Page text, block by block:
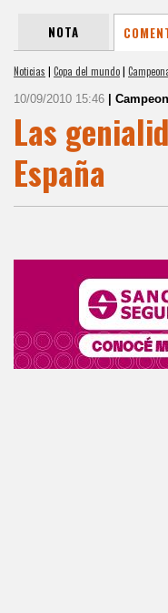
NOTA
Noticias | Copa del mundo|
10/09/2010 15:46 |
Las
España